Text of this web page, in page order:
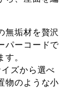
無垢材を贅沢
パーコードで
。
ズから選べ
物のような小